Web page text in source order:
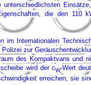
die den 110
im Internationalen
zur
des Kompaktvans und
wird der cW-Wert
erreichen, sie